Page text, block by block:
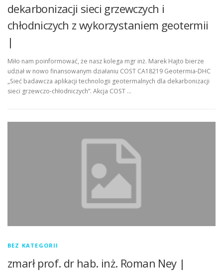
dekarbonizacji sieci grzewczych i
chłodniczych z wykorzystaniem geotermii
|
Miło nam poinformować, że nasz kolega mgr inż. Marek Hajto bierze
udział w nowo finansowanym działaniu COST CA18219 Geotermia-DHC
„Sieć badawcza aplikacji technologii geotermalnych dla dekarbonizacji
sieci grzewczo-chłodniczych”. Akcja COST …
BEZ KATEGORII
zmarł prof. dr hab. inż. Roman Ney |